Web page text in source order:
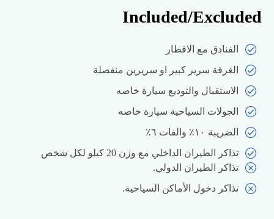
Included/Excluded
الفنادق مع الافطار
الغرفة سرير كبير او سريرين منفصلة
الاستقبال والتوديع سيارة خاصه
الجولات السياحية سيارة خاصه
الضريبة ١٠٪ والفات ٦٪
تذاكر الطيران الداخلي مع وزن 20 كيلو لكل شخص
تذاكر الطيران الدولي.
تذاكر دخول الأماكن السياحية.